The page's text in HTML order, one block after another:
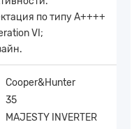
по типу A++++
VI;
Cooper&Hunter
35
MAJESTY INVERTER